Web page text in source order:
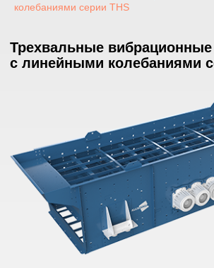
колебаниями серии THS
Универсальная конструкция трехвального
вибрационного грохота с линейными
колебаниями серии THS — три вала, шесть
модульных вибрационных механизмов
производит эффективную эллиптическую
траекторию движения, объединяя в себе
три преимущества: горизонтальное
расположение сит, высокое виброускорение